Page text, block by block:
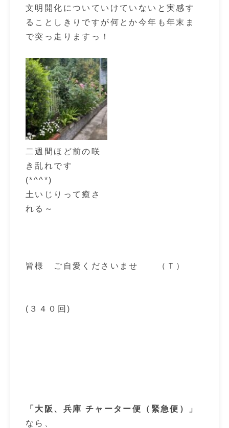
文明開化についていけていないと実感す
ることしきりですが何とか今年も年末ま
で突っ走りますっ！
二週間ほど前の咲
き乱れです
(*^^*)
土いじりって癒さ
れる～
皆様 ご自愛くださいませ （Ｔ）
(３４０回)
「大阪、兵庫 チャーター便（緊急便）」
なら、